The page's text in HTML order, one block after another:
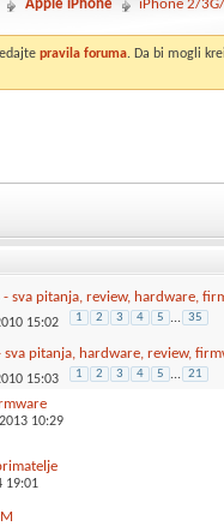
Apple iPhone iPhone 2/
pravila foruma. Da bi mogli
- sva pitanja, review, hardware,
15:02 1 2 3 4 5 ... 35
sva pitanja, hardware, review,
15:03 1 2 3 4 5 ... 21
10:29
19:01